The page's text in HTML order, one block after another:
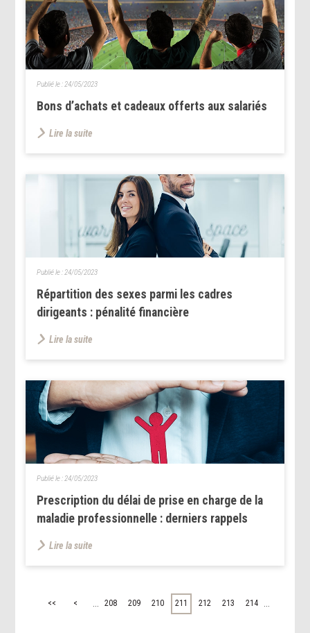
Bons d’achats et cadeaux offerts aux salariés
Publié le : 24/05/2023
Lire la suite
Répartition des sexes parmi les cadres
dirigeants : pénalité financière
Publié le : 24/05/2023
Lire la suite
Prescription du délai de prise en charge de la
maladie professionnelle : derniers rappels
Publié le : 24/05/2023
Lire la suite
<< < 208 209 210 211 212 213 214